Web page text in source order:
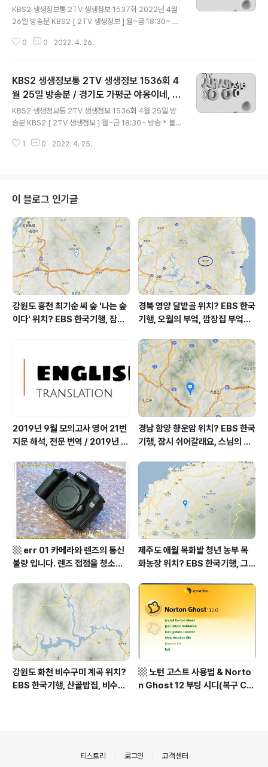
마파크, 부산시 범전동 2566부산연등축제,
서울시 서대문구 미근동 토종닭곰탕 평양옥
KBS2 생생정보통 2TV 생생정보 1537회 2022년 4월
26일 방송분 KBS2 [ 2TV 생생정보 ] 월~금 18:30~ 방
= (pc) bit.ly/37e3BnS 생생현장 - 봄철 가족 나들이 명
4-4081 - 참고 : https://www.yongin.go.kr/tour/fvt
pexprnprgm/BD_groupFvtpExprnPrgmList.do *
장소 : 부산광역시 부산진구 송상현광장 부산광역시 부산
진구 범전동 429 * 기간 : 2022.04.22..
0 0 2022. 4. 26.
KBS2 생생정보통 2TV 생생정보 1536회 4
월 25일 방송분 / 경기도 가평군 야옹이네, 경
기도 안성시 과수원 카페 배꽃길61, 경기도 고
양시 토론토동물병원, 경기도 남양주시 곤드
레밥 팔당자연애
KBS2 생생정보통 2TV 생생정보 1536회 4월 25일 방
송분 KBS2 [ 2TV 생생정보 ] 월~금 18:30~ 방송 * 블로
t.ly/37e3BnS 생생 트렌드 - 호캉스 가고 촌캉스 (村캉
원 카페) 경기도 안성시 대덕면 배꽃길61 (지번) 경기도 안
성시 대덕면 모산리 360 ☎ 031-671-6161 - 홈페이지
SNS (인스타그램) : https://www.instagram.com/b..
1 0 2022. 4. 25.
이 블로그 인기글
강원도 홍천 최기순 씨 숲 '나는 숲
이다' 위치? EBS 한국기행, 잠시
강원도 홍천군 가볼 만한 곳, (구)
까르돈, kbs 인간극장
경북 영양 달밭골 위치? EBS 한국
기행, 오월의 부엌, 깜장집 부엌은
어디? / 경상북도 영양군 가볼 만
한 곳, 영양읍 상원리. KBS 인간극
장 임분노미 할머니
2019년 9월 모의고사 영어 21번
지문 해석, 전문 번역 / 2019년 9
역, 평가원 2019년 고3 9월 영어
영역 외국어영역 전문 해석, Engli
sh to Korean translation
경남 함양 향운암 위치? EBS 한국
기행, 잠시 쉬어갈래요, 스님의 어
상남도 함양군 가볼 만한 곳, 용추
계곡 향운암 명천스님, 덕유산 황
석산 거망산 기백산
▩ err 01 카메라와 렌즈의 통신
불량 입니다. 렌즈 접점을 청소하
제주도 애월 목화밭 청년 농부 목
화농장 위치? EBS 한국기행, 그
사나이, 애월읍 어음리 정보람 씨
목화 재배 '목화오름' 목화농장 어
디? / 제주도 가볼 만한 곳
강원도 화천 비수구미 계곡 위치?
EBS 한국기행, 산골밥집, 비수구
▩ 노턴 고스트 사용법 & Norto
n Ghost 12 부팅 시디(복구 C
티스토리 로그인 고객센터